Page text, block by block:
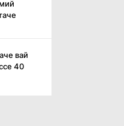
вай
40